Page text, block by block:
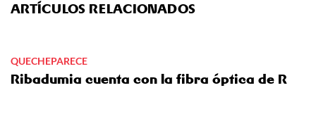
ARTÍCULOS RELACIONADOS
QUECHEPARECE
Ribadumia cuenta con la fibra óptica de R